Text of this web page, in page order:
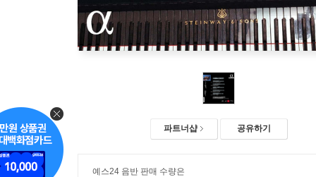
파트너샵 공유하기
예스24 음반 판매 수량은